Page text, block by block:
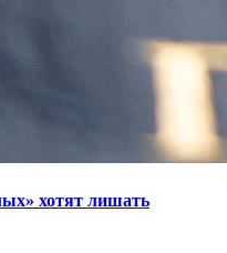
хотят лишать